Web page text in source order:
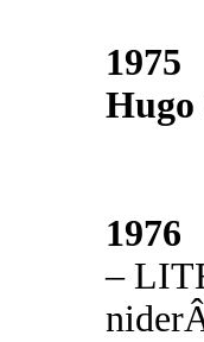
1975
1976
–